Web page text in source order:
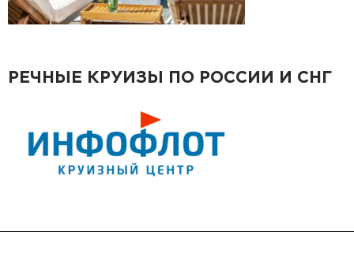
РЕЧНЫЕ КРУИЗЫ ПО РОССИИ И СНГ